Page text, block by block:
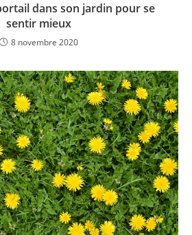
dans son jardin pour se
sentir mieux
8 novembre 2020